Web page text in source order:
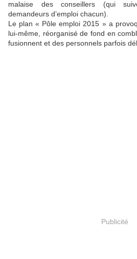
malaise des conseillers (qui
demandeurs d’emploi chacun).
Le plan « Pôle emploi 2015 » a
lui-même, réorganisé de fond en
fusionnent et des personnels parfois
Publicité